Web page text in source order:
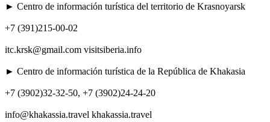
► Centro de información turística del territorio de Krasnoyarsk
+7 (391)215-00-02
itc.krsk@gmail.com visitsiberia.info
► Centro de información turística de la República de Khakasia
+7 (3902)32-32-50, +7 (3902)24-24-20
info@khakassia.travel khakassia.travel